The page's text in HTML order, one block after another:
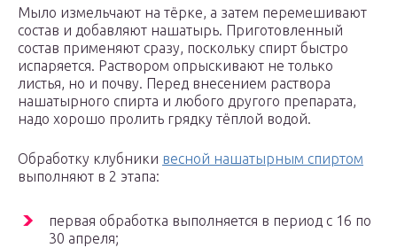
Мыло измельчают на тёрке, а затем перемешивают
состав и добавляют нашатырь. Приготовленный
состав применяют сразу, поскольку спирт быстро
испаряется. Раствором опрыскивают не только
листья, но и почву. Перед внесением раствора
нашатырного спирта и любого другого препарата,
надо хорошо пролить грядку тёплой водой.
Обработку клубники весной нашатырным спиртом
выполняют в 2 этапа:
первая обработка выполняется в период с 16 по
30 апреля;